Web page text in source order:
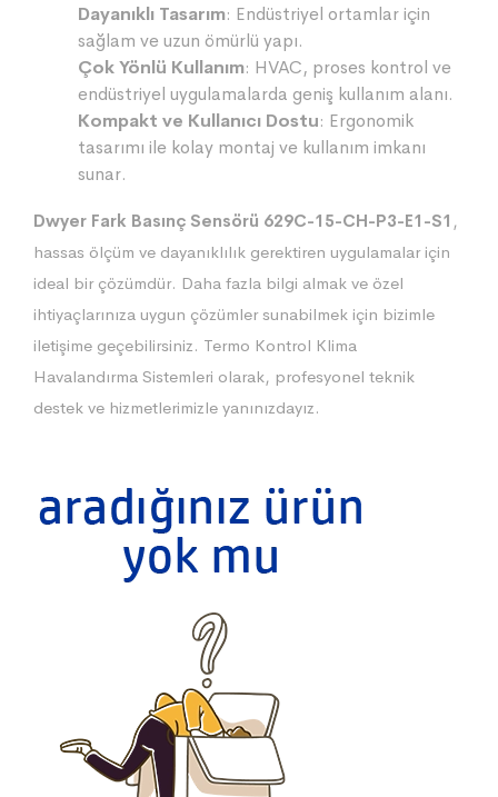
Dayanıklı Tasarım: Endüstriyel ortamlar için
sağlam ve uzun ömürlü yapı.
Çok Yönlü Kullanım: HVAC, proses kontrol ve
endüstriyel uygulamalarda geniş kullanım alanı.
Kompakt ve Kullanıcı Dostu: Ergonomik
tasarımı ile kolay montaj ve kullanım imkanı
sunar.
Dwyer Fark Basınç Sensörü 629C-15-CH-P3-E1-S1 ,
hassas ölçüm ve dayanıklılık gerektiren uygulamalar için
ideal bir çözümdür. Daha fazla bilgi almak ve özel
ihtiyaçlarınıza uygun çözümler sunabilmek için bizimle
iletişime geçebilirsiniz. Termo Kontrol Klima
Havalandırma Sistemleri olarak, profesyonel teknik
destek ve hizmetlerimizle yanınızdayız.